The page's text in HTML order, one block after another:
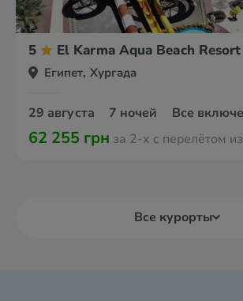
5 El Karma Aqua Beach Resort
Египет, Хургада
29 августа 7 ночей Все
62 255 грн за 2-х с перелётом
Все курорты